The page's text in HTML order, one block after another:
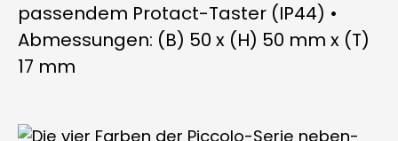
passendem Protact-Taster (IP44) •
Abmessungen: (B) 50 x (H) 50 mm x (T)
17 mm